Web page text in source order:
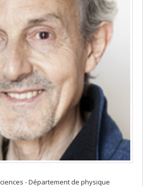
- Département de physique